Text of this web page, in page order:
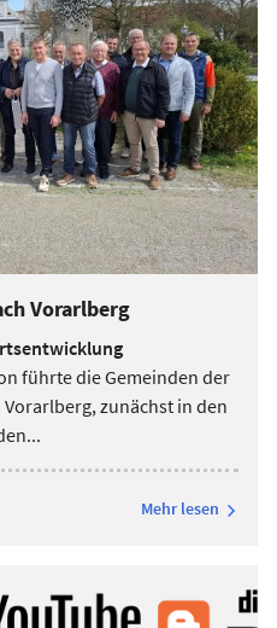
Vorarlberg
führte die Gemeinden der
Vorarlberg, zunächst in den
...
Mehr lesen